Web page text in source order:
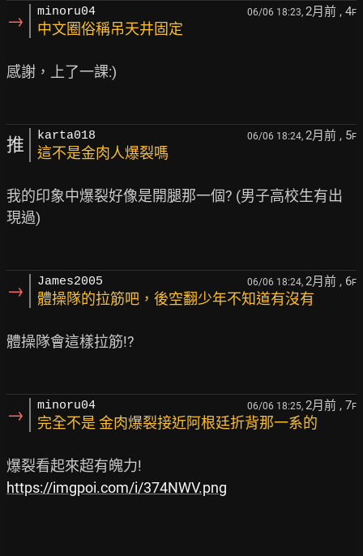
→ minoru04 06/06 18:23, 2月前 , 4F
中文圈俗稱吊天井固定
感謝，上了一課:)
推 karta018 06/06 18:24, 2月前 , 5F
這不是金肉人爆裂嗎
我的印象中爆裂好像是開腿那一個? (男子高校生有出
現過)
→ James2005 06/06 18:24, 2月前 , 6F
體操隊的拉筋吧，後空翻少年不知道有沒有
體操隊會這樣拉筋!?
→ minoru04 06/06 18:25, 2月前 , 7F
完全不是 金肉爆裂接近阿根廷折背那一系的
https://imgpoi.com/i/374NWV.png